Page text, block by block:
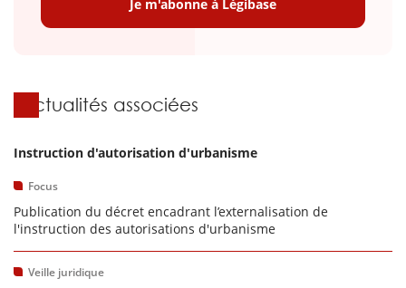
Je m'abonne à Légibase
Actualités associées
Instruction d'autorisation d'urbanisme
Focus
Publication du décret encadrant l’externalisation de
l'instruction des autorisations d'urbanisme
Veille juridique